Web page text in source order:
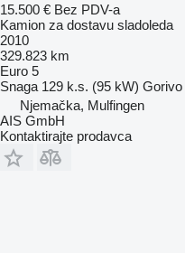
15.500 € Bez PDV-a
Kamion za dostavu sladoleda
2010
329.823 km
Euro 5
Snaga 129 k.s. (95 kW) Gorivo
Njemačka, Mulfingen
AIS GmbH
Kontaktirajte prodavca